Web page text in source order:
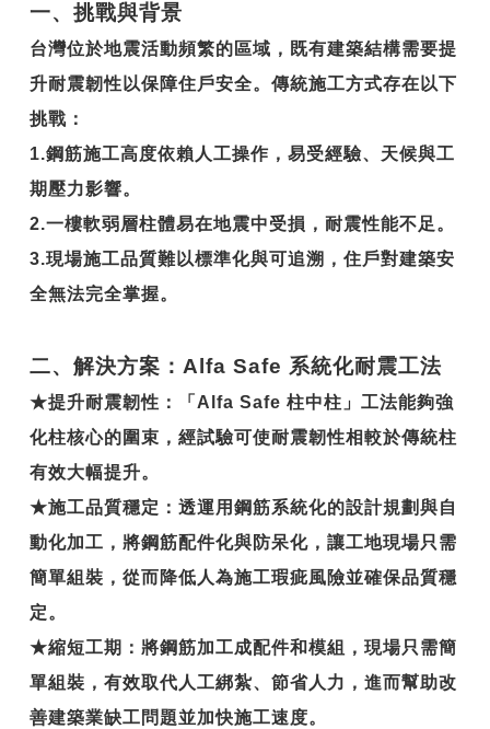
一、挑戰與背景
台灣位於地震活動頻繁的區域，既有建築結構需要提
升耐震韌性以保障住戶安全。傳統施工方式存在以下
挑戰：
1.鋼筋施工高度依賴人工操作，易受經驗、天候與工
期壓力影響。
2.一樓軟弱層柱體易在地震中受損，耐震性能不足。
3.現場施工品質難以標準化與可追溯，住戶對建築安
全無法完全掌握。
二、解決方案：Alfa Safe 系統化耐震工法
★提升耐震韌性 ：「Alfa Safe 柱中柱」工法能夠強
化柱核心的圍束，經試驗可使耐震韌性相較於傳統柱
有效大幅提升。
★施工品質穩定 ：透運用鋼筋系統化的設計規劃與自
動化加工，將鋼筋配件化與防呆化，讓工地現場只需
簡單組裝，從而降低人為施工瑕疵風險並確保品質穩
定。
★縮短工期 ：將鋼筋加工成配件和模組，現場只需簡
單組裝，有效取代人工綁紮、節省人力，進而幫助改
善建築業缺工問題並加快施工速度。